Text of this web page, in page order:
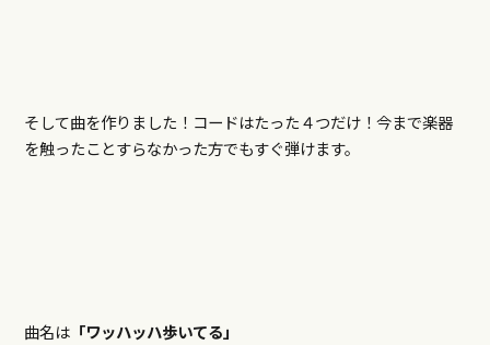
そして曲を作りました！コードはたった４つだけ！今まで楽器
を触ったことすらなかった方でもすぐ弾けます。
曲名は「ワッハッハ歩いてる」